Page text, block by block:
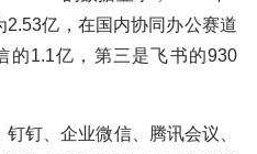
亿，在国内协同办公赛道
的1.1亿，第三是飞书的930
钉、企业微信、腾讯会议、